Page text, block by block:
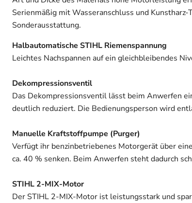
Serienmäßig mit Wasseranschluss und
Sonderausstattung.
Halbautomatische STIHL Riemenspannung
Leichtes Nachspannen auf ein gleichbleibendes
Dekompressionsventil
Das Dekompressionsventil lässt beim Anwerfen
deutlich reduziert. Die Bedienungsperson wird
Manuelle Kraftstoffpumpe (Purger)
Verfügt ihr benzinbetriebenes Motorgerät über
ca. 40 % senken. Beim Anwerfen steht dadurch
STIHL 2-MIX-Motor
Der STIHL 2-MIX-Motor ist leistungsstark und